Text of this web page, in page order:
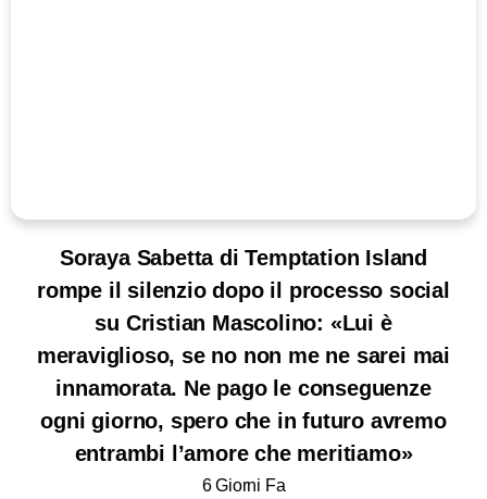
Soraya Sabetta di Temptation Island
rompe il silenzio dopo il processo social
su Cristian Mascolino: «Lui è
meraviglioso, se no non me ne sarei mai
innamorata. Ne pago le conseguenze
ogni giorno, spero che in futuro avremo
entrambi l’amore che meritiamo»
6 Giorni Fa